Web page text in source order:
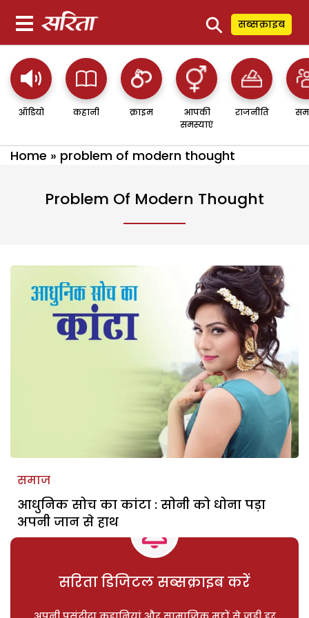
⚲ सब्सक्राइब
ऑडियो कहानी क्राइम
आपकी
समस्याएं
राजनीति
Home » problem of modern thought
Problem Of Modern Thought
समाज
आधुनिक सोच का कांटा : सोनी को धोना पड़ा
अपनी जान से हाथ
सरिता डिजिटल सब्सक्राइब करें